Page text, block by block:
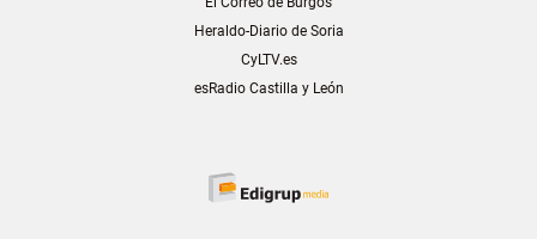
Heraldo-Diario de Soria
CyLTV.es
esRadio Castilla y León